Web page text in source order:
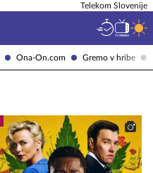
Ona-On.com Gremo v hribe
Telekom Slovenije